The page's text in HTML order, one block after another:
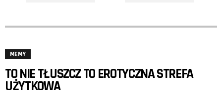
MEMY
TO NIE TŁUSZCZ TO EROTYCZNA STREFA
UŻYTKOWA